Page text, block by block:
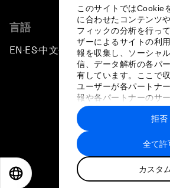
このサイトではCookie
に合わせたコンテンツ
フィックの分析を行っ
ザーによるサイトの利
報を収集し、ソーシャ
信、データ解析の各パ
有しています。ここで
ユーザーが各パートナ
報や各パートナーのサ
に収集された情報と組
トナーによって使用さ
す。
全て許
カスタ
拒否
言語
EN ▪ES▪中文▪ 日本語
プライバシーポリシーと
サイトマップ
©
世界経済フォ